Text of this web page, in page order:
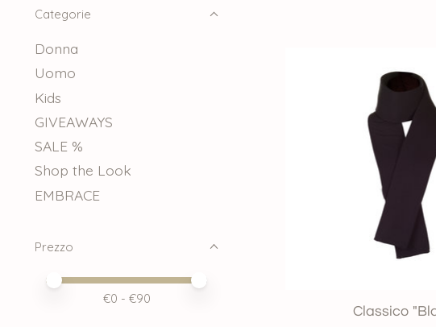
Categorie
Donna
Uomo
Kids
GIVEAWAYS
SALE %
Shop the Look
EMBRACE
Prezzo
Price minimum value
Price maximum value
€0 - €90
Classico